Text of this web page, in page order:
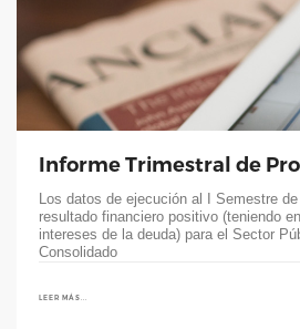
Informe Trimestral de
Los datos de ejecución al I Semestre
resultado financiero positivo (teniendo
intereses de la deuda) para el Sector
Consolidado
LEER MÁS...